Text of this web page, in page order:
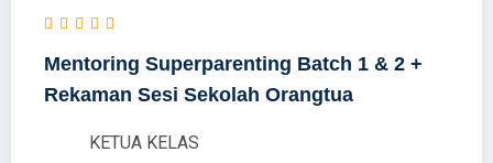
Mentoring Superparenting Batch 1 & 2 +
Rekaman Sesi Sekolah Orangtua
KETUA KELAS